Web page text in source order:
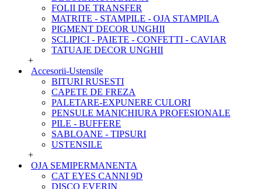
FOLII DE TRANSFER
MATRITE - STAMPILE - OJA STAMPILA
PIGMENT DECOR UNGHII
SCLIPICI - PAIETE - CONFETTI - CAVIAR
TATUAJE DECOR UNGHII
+
Accesorii-Ustensile
BITURI RUSESTI
CAPETE DE FREZA
PALETARE-EXPUNERE CULORI
PENSULE MANICHIURA PROFESIONALE
PILE - BUFFERE
SABLOANE - TIPSURI
USTENSILE
+
OJA SEMIPERMANENTA
CAT EYES CANNI 9D
DISCO EVERIN